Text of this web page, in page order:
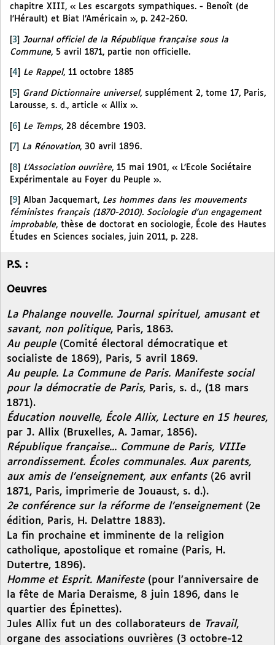
chapitre XIII, « Les escargots sympathiques. - Benoît (de
l’Hérault) et Biat l’Américain », p. 242-260.
[3] Journal officiel de la République française sous la
Commune, 5 avril 1871, partie non officielle.
4 Le Rappel, 11 octobre 1885
5 Grand Dictionnaire universel, supplément 2, tome 17, Paris,
Larousse, s. d., article « Allix ».
[6] Le Temps, 28 décembre 1903.
7 La Rénovation, 30 avril 1896.
[8] L’Association ouvrière, 15 mai 1901, « L’Ecole Sociétaire
Expérimentale au Foyer du Peuple ».
9 Alban Jacquemart, Les hommes dans les mouvements
féministes français (1870-2010). Sociologie d’un engagement
improbable, thèse de doctorat en sociologie, École des Hautes
Études en Sciences sociales, juin 2011, p. 228.
P.S. :
Oeuvres
La Phalange nouvelle. Journal spirituel, amusant et
savant, non politique, Paris, 1863.
Au peuple(Comité électoral démocratique et
socialiste de 1869), Paris, 5 avril 1869.
Au peuple. La Commune de Paris. Manifeste social
pour la démocratie de Paris, Paris, s. d., (18 mars
1871).
Éducation nouvelle, École Allix, Lecture en 15 heures,
par J. Allix (Bruxelles, A. Jamar, 1856).
République française... Commune de Paris, VIIIe
arrondissement. Écoles communales. Aux parents,
aux amis de l’enseignement, aux enfants(26 avril
1871, Paris, imprimerie de Jouaust, s. d.).
2e conférence sur la réforme de l’enseignement(2e
édition, Paris, H. Delattre 1883).
La fin prochaine et imminente de la religion
catholique, apostolique et romaine (Paris, H.
Dutertre, 1896).
Homme et Esprit. Manifeste(pour l’anniversaire de
la fête de Maria Deraisme, 8 juin 1896, dans le
quartier des Épinettes).
Jules Allix fut un des collaborateurs de Travail,
organe des associations ouvrières (3 octobre-12